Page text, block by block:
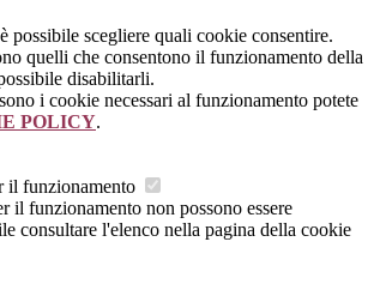
possibile scegliere quali cookie consentire.
quelli che consentono il funzionamento della
disabilitarli.
i cookie necessari al funzionamento potete
POLICY.
il funzionamento
il funzionamento non possono essere
consultare l'elenco nella pagina della cookie